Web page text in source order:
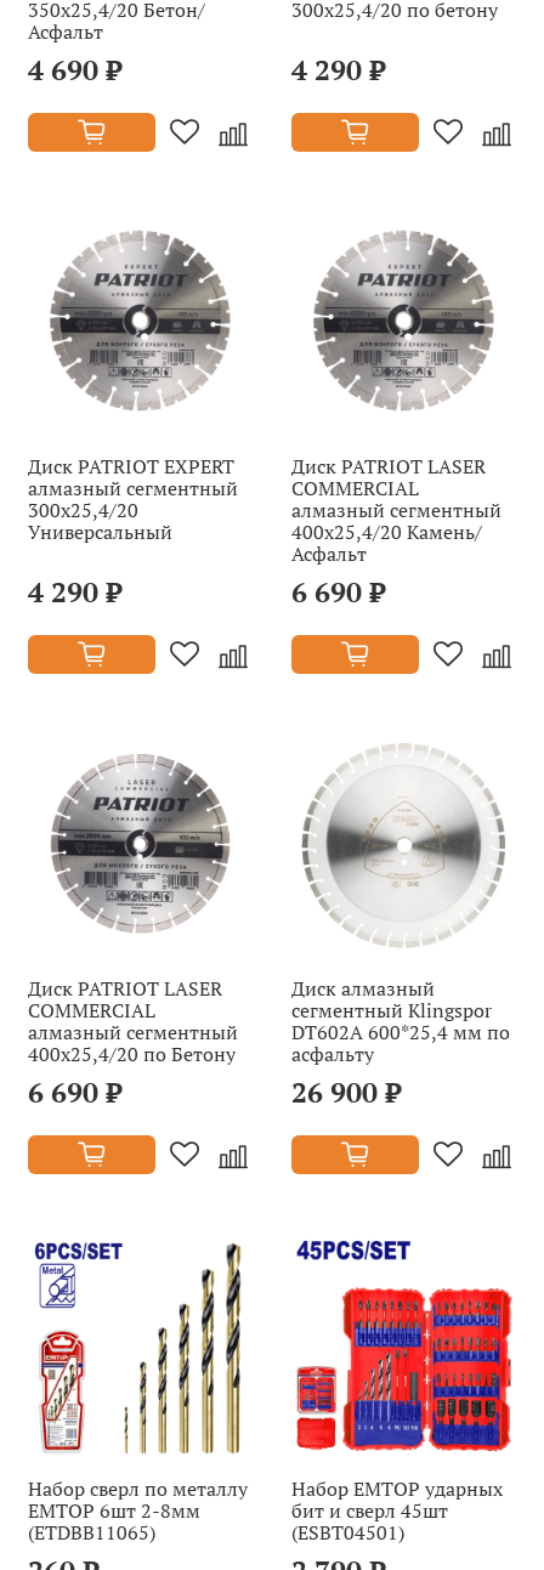
350х25,4/20 Бетон/
Асфальт
4 690 ₽
300х25,4/20 по бетону
4 290 ₽
Диск PATRIOT EXPERT
алмазный сегментный
300х25,4/20
Универсальный
4 290 ₽
Диск PATRIOT LASER
COMMERCIAL
алмазный сегментный
400х25,4/20 Камень/
Асфальт
6 690 ₽
Диск PATRIOT LASER
COMMERCIAL
алмазный сегментный
400х25,4/20 по Бетону
6 690 ₽
Диск алмазный
сегментный Klingspor
DT602A 600*25,4 мм по
асфальту
26 900 ₽
Набор сверл по металлу
EMTOP 6шт 2-8мм
(ETDBB11065)
Набор EMTOP ударных
бит и сверл 45шт
(ESBT04501)